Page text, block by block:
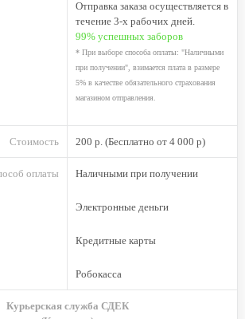
Отправка заказа осуществляется в
течение 3-х рабочих дней.
99% успешных заборов
* При выборе способа оплаты: "Наличными
при получении", взимается плата в размере
5% в качестве обязательного страхования
магазином отправления.
Стоимость 200 р. (Бесплатно от 4 000 р)
оплаты Наличными при получении
Электронные деньги
Кредитные карты
Робокасса
Курьерская служба СДЕК